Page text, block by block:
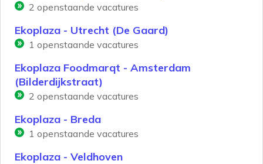
2 openstaande vacatures
Ekoplaza - Utrecht (De Gaard)
1 openstaande vacatures
Ekoplaza Foodmarqt - Amsterdam
(Bilderdijkstraat)
2 openstaande vacatures
Ekoplaza - Breda
1 openstaande vacatures
Ekoplaza - Veldhoven